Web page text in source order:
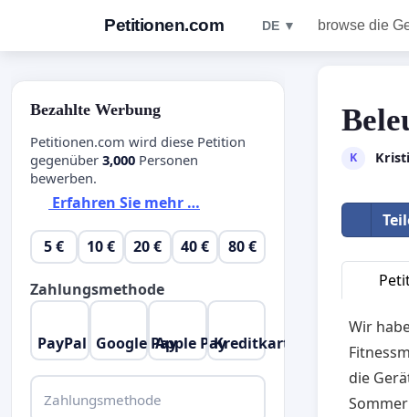
Petitionen.com DE ▼ browse die
K
Wir
die
Bezahlte Werbung
Petitionen.com wird diese Petition
gegenüber 3,000 Personen
bewerben.
Erfahren Sie mehr …
5 € 10 € 20 € 40 € 80 €
Zahlungsmethode
PayPal Google PayApple PayKreditkarte
Zahlungsmethode